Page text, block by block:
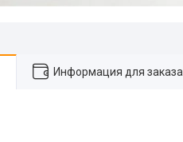
Информация для заказа